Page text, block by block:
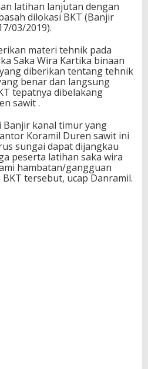
latihan lanjutan dengan
dilokasi BKT (Banjir
03/2019).
materi tehnik pada
Saka Wira Kartika binaan
diberikan tentang tehnik
benar dan langsung
tepatnya dibelakang
sawit .
Banjir kanal timur yang
Koramil Duren sawit ini
sungai dapat dijangkau
peserta latihan saka wira
hambatan/gangguan
tersebut, ucap Danramil.